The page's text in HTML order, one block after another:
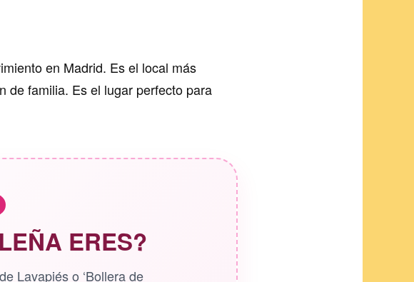
en Madrid. Es el local más
de familia. Es el lugar perfecto para
ERES?
Lavapiés o ‘Bollera de